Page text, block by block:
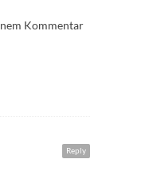
Kommentar
Reply